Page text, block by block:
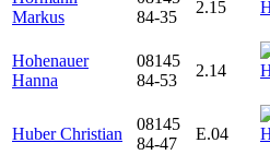
Markus
84-35
2.15
Hohenauer
Hanna
08145
84-53
2.14
Huber Christian
08145
84-47
E.04